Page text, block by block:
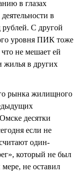
в глазах
в
рублей. С другой
уровня ПИК тоже
не мешает ей
жилья в других
рынка жилищного
десятки
если не
один-
который не был
не оставил